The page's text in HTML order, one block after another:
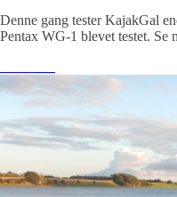
Denne gang tester KajakGal
Pentax WG-1 blevet testet. Se